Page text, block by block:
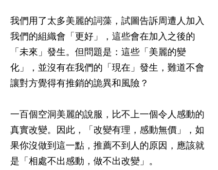
我們用了太多美麗的詞藻，試圖告訴周遭人加入
我們的組織會「更好」，這些會在加入之後的
「未來」發生。但問題是：這些「美麗的變
化」，並沒有在我們的「現在」發生，難道不會
讓對方覺得有推銷的詭異和風險？
一百個空洞美麗的說服，比不上一個令人感動的
真實改變。因此，「改變有理，感動無價」，如
果你沒做到這一點，推薦不到人的原因，應該就
是「相處不出感動，做不出改變」。